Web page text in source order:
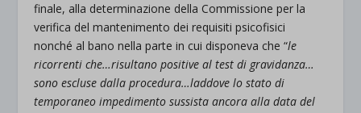
finale, alla determinazione della Commissione per la
verifica del mantenimento dei requisiti psicofisici
nonché al bano nella parte in cui disponeva che “le
ricorrenti che…risultano positive al test di gravidanza…
sono escluse dalla procedura…laddove lo stato di
temporaneo impedimento sussista ancora alla data del